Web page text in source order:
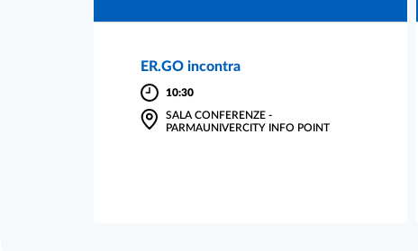
ER.GO incontra
10:30
SALA CONFERENZE -
PARMAUNIVERCITY INFO POINT